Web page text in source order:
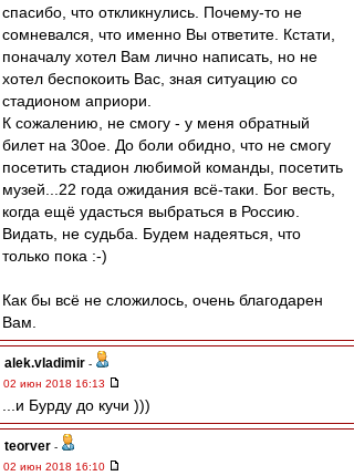
спасибо, что откликнулись. Почему-то не
сомневался, что именно Вы ответите. Кстати,
поначалу хотел Вам лично написать, но не
хотел беспокоить Вас, зная ситуацию со
стадионом априори.
К сожалению, не смогу - у меня обратный
билет на 30ое. До боли обидно, что не смогу
посетить стадион любимой команды, посетить
музей...22 года ожидания всё-таки. Бог весть,
когда ещё удасться выбраться в Россию.
Видать, не судьба. Будем надеяться, что
только пока :-)
Как бы всё не сложилось, очень благодарен
Вам.
alek.vladimir -
02 июн 2018 16:13
...и Бурду до кучи )))
teorver -
02 июн 2018 16:10